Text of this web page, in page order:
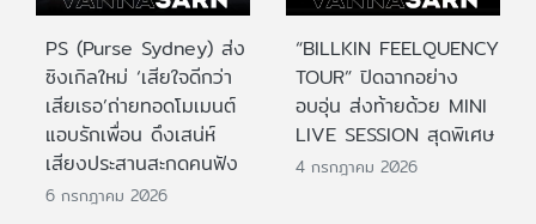
PS (Purse Sydney) ส่ง
ซิงเกิลใหม่ ‘เสียใจดีกว่า
เสียเธอ’ถ่ายทอดโมเมนต์
แอบรักเพื่อน ดึงเสน่ห์
เสียงประสานสะกดคนฟัง
6 กรกฎาคม 2026
“BILLKIN FEELQUENCY
TOUR” ปิดฉากอย่าง
อบอุ่น ส่งท้ายด้วย MINI
LIVE SESSION สุดพิเศษ
4 กรกฎาคม 2026